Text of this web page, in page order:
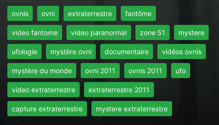
ovnis ovni extraterrestre fantôme
video fantome video paranormal zone 51 mystere
ufologie mystère ovni documentaire vidéos ovnis
mystère du monde ovni 2011 ovnis 2011 ufo
video extraterrestre extraterrestre 2011
capture extraterrestre mystere extraterrestre